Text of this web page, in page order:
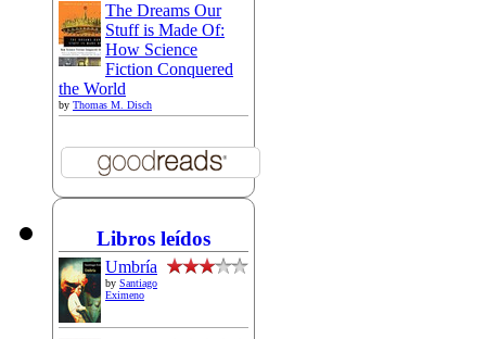
The Dreams Our
Stuff is Made Of:
How Science
Fiction Conquered
the World
by Thomas M. Disch
Libros leídos
Umbría
by Santiago
Eximeno